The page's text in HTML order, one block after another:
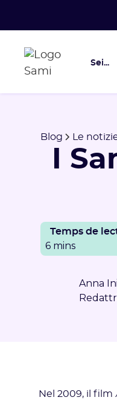
Sei...
Blog Le
I
Temps de
6 mins
Anna
Nel 2009, il film